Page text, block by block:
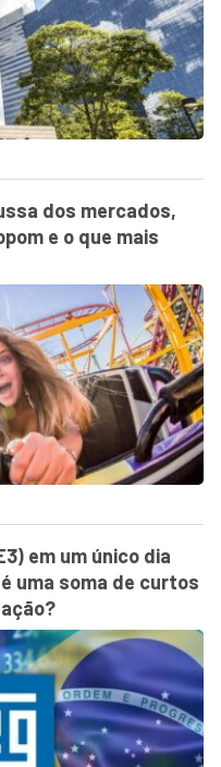
dos mercados,
e o que mais
em um único dia
uma soma de curtos